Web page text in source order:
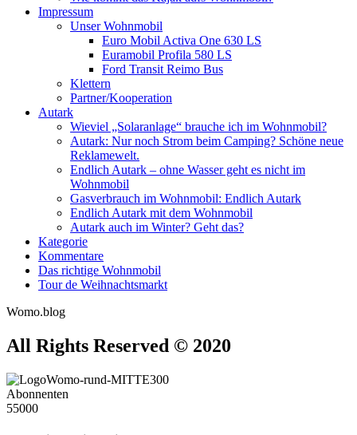
Impressum
Unser Wohnmobil
Euro Mobil Activa One 630 LS
Euramobil Profila 580 LS
Ford Transit Reimo Bus
Klettern
Partner/Kooperation
Autark
Wieviel „Solaranlage“ brauche ich im Wohnmobil?
Autark: Nur noch Strom beim Camping? Schöne neue
Reklamewelt.
Endlich Autark – ohne Wasser geht es nicht im
Wohnmobil
Gasverbrauch im Wohnmobil: Endlich Autark
Endlich Autark mit dem Wohnmobil
Autark auch im Winter? Geht das?
Kategorie
Kommentare
Das richtige Wohnmobil
Tour de Weihnachtsmarkt
Womo.blog
All Rights Reserved © 2020
Abonnenten
55000